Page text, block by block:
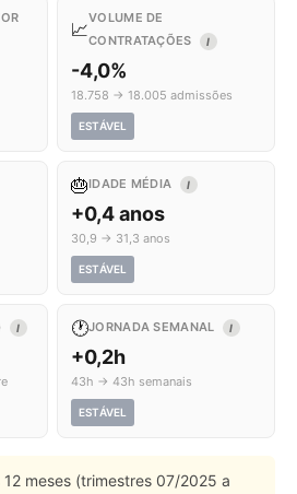
📈
VOLUME DE
CONTRATAÇÕES
I
-4,0%
18.758 → 18.005 admissões
ESTÁVEL
🎂IDADE MÉDIA I
+0,4 anos
30,9 → 31,3 anos
ESTÁVEL
I 🕐JORNADA SEMANAL I
+0,2h
43h → 43h semanais
ESTÁVEL
12 meses (trimestres 07/2025 a